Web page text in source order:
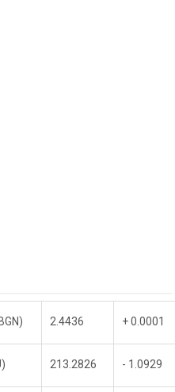
2.4436 + 0.0001
213.2826 - 1.0929